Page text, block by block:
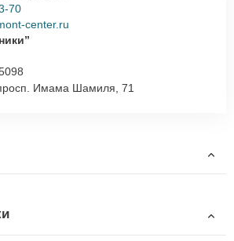
Имама Шамиля, 71
70
center.ru